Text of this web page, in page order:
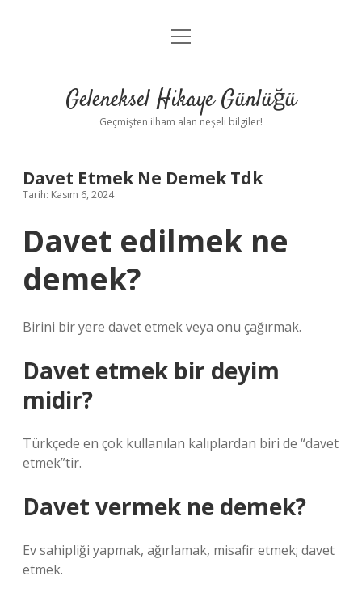
Anasayfa
Yasal Uyarı
menüyü
Geleneksel Hikaye Günlüğü
Geçmişten ilham alan neşeli bilgiler!
Davet Etmek Ne Demek Tdk
Tarih: Kasım 6, 2024
Davet edilmek ne
demek?
Birini bir yere davet etmek veya onu çağırmak.
Davet etmek bir deyim
midir?
Türkçede en çok kullanılan kalıplardan biri de “davet
etmek”tir.
Davet vermek ne demek?
Ev sahipliği yapmak, ağırlamak, misafir etmek; davet
etmek.